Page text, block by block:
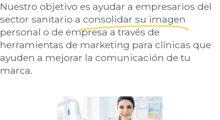
Nuestro objetivo es ayudar a empresarios del
sector sanitario a consolidar su imagen
personal o de empresa a través de
herramientas de marketing para clínicas que
ayuden a mejorar la comunicación de tu
marca.